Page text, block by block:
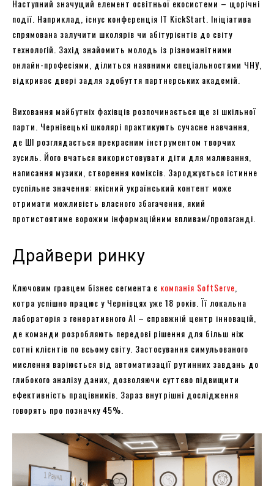
Наступний значущий елемент освітньої екосистеми – щорічні
події. Наприклад, існує конференція IT KickStart. Ініціатива
спрямована залучити школярів чи абітурієнтів до світу
технологій. Захід знайомить молодь із різноманітними
онлайн-професіями, ділиться наявними спеціальностями ЧНУ,
відкриває двері задля здобуття партнерських академій.
Виховання майбутніх фахівців розпочинається ще зі шкільної
парти. Чернівецькі школярі практикують сучасне навчання,
де ШІ розглядається прекрасним інструментом творчих
зусиль. Його вчаться використовувати діти для малювання,
написання музики, створення коміксів. Зароджується істинне
суспільне значення: якісний український контент може
отримати можливість власного збагачення, який
протистоятиме ворожим інформаційним впливам/пропаганді.
Драйвери ринку
Ключовим гравцем бізнес сегмента є компанія SoftServe
котра успішно працює у Чернівцях уже 18 років. Її локальна
лабораторія з генеративного AI – справжній центр інновацій,
де команди розробляють передові рішення для більш ніж
сотні клієнтів по всьому світу. Застосування симульованого
мислення варіюється від автоматизації рутинних завдань до
глибокого аналізу даних, дозволяючи суттєво підвищити
ефективність працівників. Зараз внутрішні дослідження
говорять про позначку 45%.